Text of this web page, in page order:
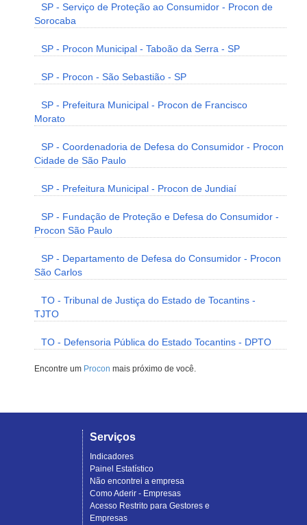
SP - Serviço de Proteção ao Consumidor - Procon de
Sorocaba
SP - Procon Municipal - Taboão da Serra - SP
SP - Procon - São Sebastião - SP
SP - Prefeitura Municipal - Procon de Francisco
Morato
SP - Coordenadoria de Defesa do Consumidor - Procon
Cidade de São Paulo
SP - Prefeitura Municipal - Procon de Jundiaí
SP - Fundação de Proteção e Defesa do Consumidor -
Procon São Paulo
SP - Departamento de Defesa do Consumidor - Procon
São Carlos
TO - Tribunal de Justiça do Estado de Tocantins -
TJTO
TO - Defensoria Pública do Estado Tocantins - DPTO
Encontre um Procon mais próximo de você.
Serviços
Indicadores
Painel Estatístico
Não encontrei a empresa
Como Aderir - Empresas
Acesso Restrito para Gestores e
Empresas